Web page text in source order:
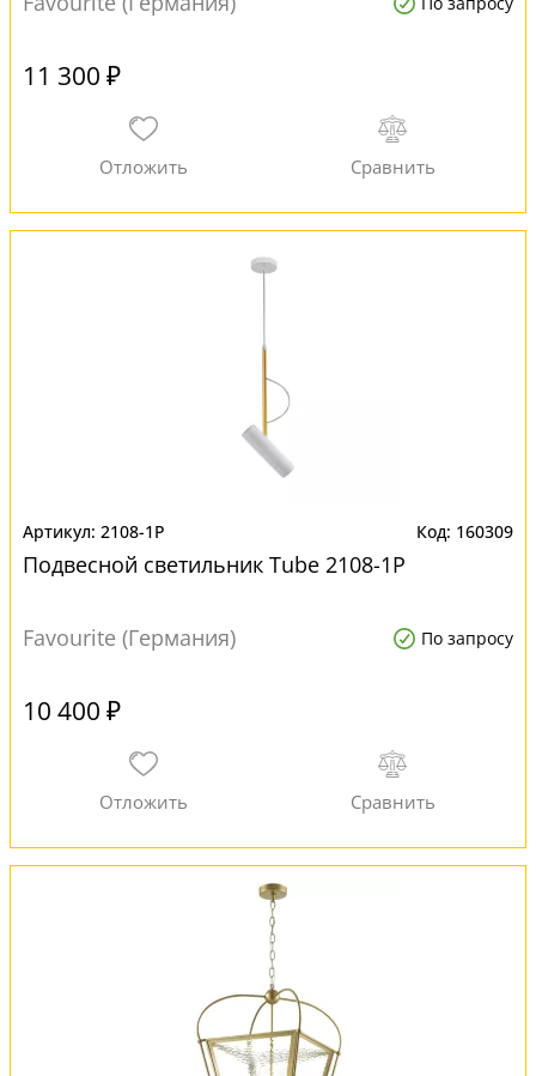
11 300 ₽
2108-1P 160309
Подвесной светильник Tube 2108-1P
Favourite (Германия) По запросу
10 400 ₽